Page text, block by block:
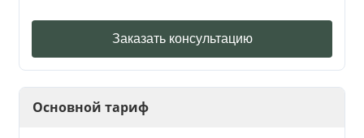
Заказать консультацию
Основной тариф